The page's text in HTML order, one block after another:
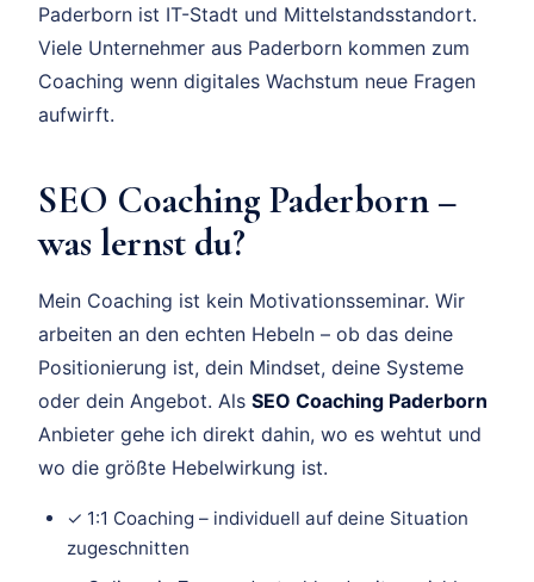
Paderborn ist IT-Stadt und Mittelstandsstandort.
Viele Unternehmer aus Paderborn kommen zum
Coaching wenn digitales Wachstum neue Fragen
aufwirft.
SEO Coaching Paderborn –
was lernst du?
Mein Coaching ist kein Motivationsseminar. Wir
arbeiten an den echten Hebeln – ob das deine
Positionierung ist, dein Mindset, deine Systeme
oder dein Angebot. Als SEO Coaching Paderborn
Anbieter gehe ich direkt dahin, wo es wehtut und
wo die größte Hebelwirkung ist.
✓ 1:1 Coaching – individuell auf deine Situation
zugeschnitten